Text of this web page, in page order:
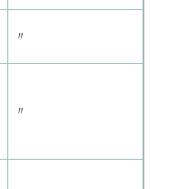
〃
〃